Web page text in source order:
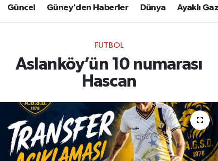
Güncel Güney'den Haberler Dünya Ayaklı
FUTBOL
Aslanköy’ün 10 numarası
Hascan
Son Dakika Haberleri